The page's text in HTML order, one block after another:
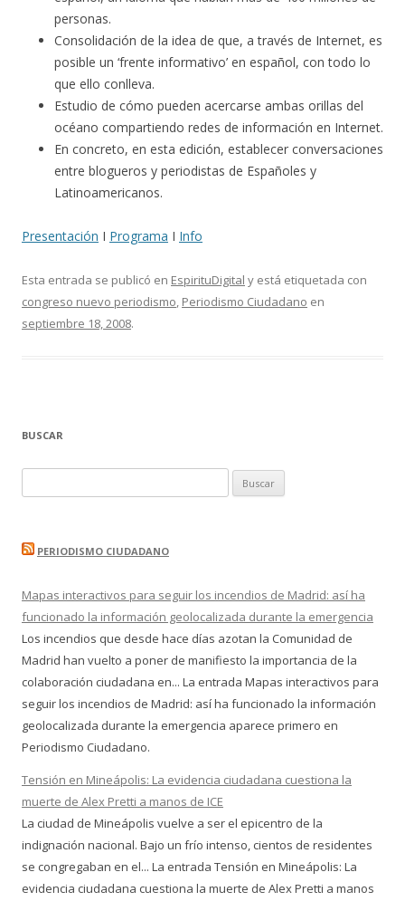
personas.
Consolidación de la idea de que, a través de Internet, es
posible un ‘frente informativo’ en español, con todo lo
que ello conlleva.
Estudio de cómo pueden acercarse ambas orillas del
océano compartiendo redes de información en Internet.
En concreto, en esta edición, establecer conversaciones
entre blogueros y periodistas de Españoles y
Latinoamericanos.
Presentación I Programa I Info
Esta entrada se publicó en EspirituDigital y está etiquetada con
congreso nuevo periodismo, Periodismo Ciudadano en
septiembre 18, 2008.
BUSCAR
PERIODISMO CIUDADANO
Mapas interactivos para seguir los incendios de Madrid: así ha
funcionado la información geolocalizada durante la emergencia
Los incendios que desde hace días azotan la Comunidad de
Madrid han vuelto a poner de manifiesto la importancia de la
colaboración ciudadana en... La entrada Mapas interactivos para
seguir los incendios de Madrid: así ha funcionado la información
geolocalizada durante la emergencia aparece primero en
Periodismo Ciudadano.
Tensión en Mineápolis: La evidencia ciudadana cuestiona la
muerte de Alex Pretti a manos de ICE
La ciudad de Mineápolis vuelve a ser el epicentro de la
indignación nacional. Bajo un frío intenso, cientos de residentes
se congregaban en el... La entrada Tensión en Mineápolis: La
evidencia ciudadana cuestiona la muerte de Alex Pretti a manos